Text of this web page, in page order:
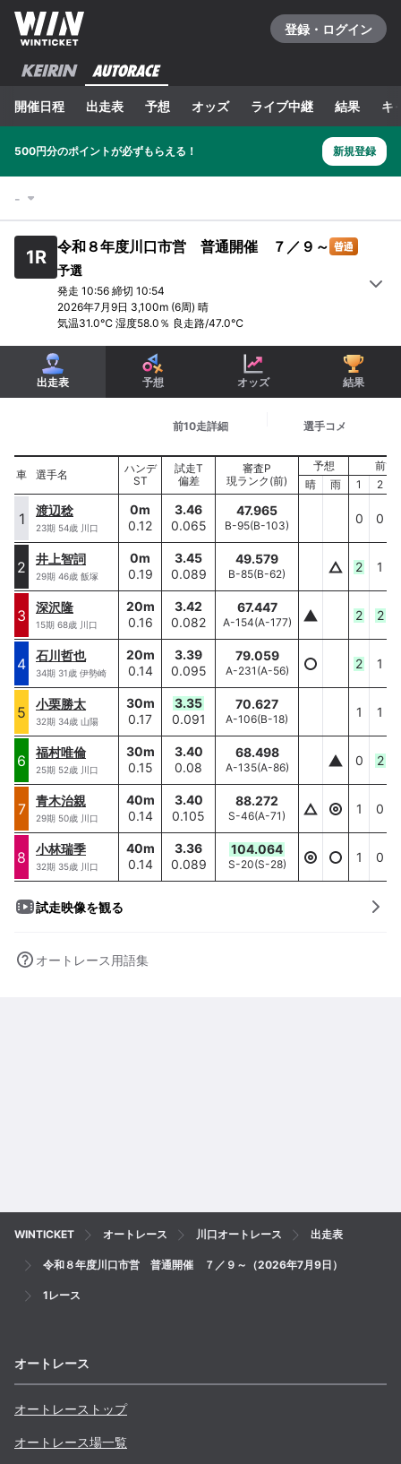
登録・ログイン
開催日程 出走表 予想 オッズ ライブ中継 結果 キ
500円分のポイントが必ずもらえる！ 新規登録
-
1R 令和８年度川口市営 普通開催 ７／９～
予選
発走 10:56 締切 10:54
2026年7月9日 3,100m (6周) 晴
気温31.0℃ 湿度58.0 ％ 良走路/47.0℃
1R
予選
4R
予選
出走表 予想 オッズ 結果
前10走詳細 選手コメ
車 選手名
ハンデ/ST
1 渡辺稔
0m/0.12
2 井上智詞
0m/0.19
3 深沢隆
20m/0.16
4 石川哲也
20m/ 0.14
5 小栗勝太
30m/ 0.17
6 福村唯倫
30m/ 0.15
7 青木治親
40m/ 0.14
8 小林瑞季
40m/ 0.14
車 選手名
ハンデ
ST
試走T
偏差
審査P
現ランク(前)
予想
前10
晴
雨 1 2
1 渡辺稔
23期 54歳 川口
0m
0.12
3.46
0.065
47.965
B-95(B-103) 0 0
2 井上智詞
29期 46歳 飯塚
0m
0.19
3.45
0.089
49.579
B-85(B-62) 2 1
3 深沢隆
15期 68歳 川口
20m
0.16
3.42
0.082
67.447
A-154(A-177) 2 2
4 石川哲也
34期 31歳 伊勢崎
20m
0.14
3.39
0.095
79.059
A-231 (A-56) 2 1
5 小栗勝太
32期 34歳 山陽
30m
0.17
3.35
0.091
70.627
A-106(B-18) 1 1
6 福村唯倫
25期 52歳 川口
30m
0.15
3.40
0.08
68.498
A-135(A-86) 0 2
7 青木治親
29期 50歳 川口
40m
0.14
3.40
0.105
88.272
S-46(A-71) 1 0
8 小林瑞季
32期 35歳 川口
40m
0.14
3.36
0.089
104.064
S-20(S-28) 1 0
試走映像を観る
オートレース用語集
WINTICKET オートレース 川口オートレース 出走表
令和８年度川口市営 普通開催 ７／９～（2026年7月9日）
1レース
オートレース
オートレーストップ
オートレース場一覧